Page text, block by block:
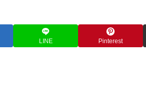
LINE Pinterest